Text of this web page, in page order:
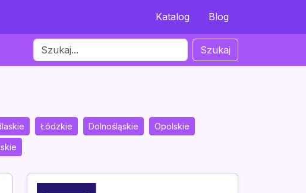
Katalog Blog
Szukaj
Łódzkie Dolnośląskie Opolskie